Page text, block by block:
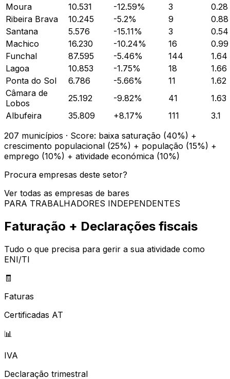
Moura
10.531 -12.59% 3
0.28
Ribeira Brava
10.245 -5.2% 9
0.88
Santana
5.576 -15.11% 3
0.54
Machico
16.230 -10.24% 16
0.99
Funchal
87.595 -5.46% 144
1.64
Lagoa
10.853 -1.75% 18
1.66
Ponta do Sol
6.786 -5.66% 11
1.62
Câmara de
Lobos
25.192 -9.82% 41
1.63
Albufeira
35.809 +8.17% 111
3.1
207 municípios · Score: baixa saturação (40%) +
crescimento populacional (25%) + população (15%) +
emprego (10%) + atividade económica (10%)
Procura empresas deste setor?
Ver todas as empresas de bares
PARA TRABALHADORES INDEPENDENTES
Faturação + Declarações fiscais
Tudo o que precisa para gerir a sua atividade como
ENI/TI
🧾
Faturas
Certificadas AT
📊
IVA
Declaração trimestral